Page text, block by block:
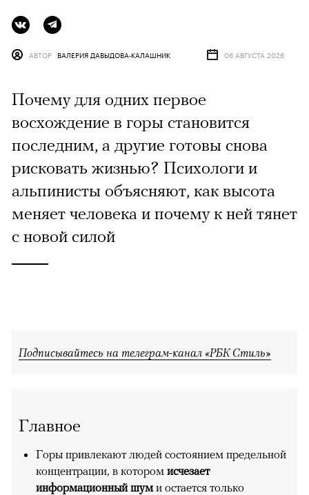
АВТОР ВАЛЕРИЯ ДАВЫДОВА-КАЛАШНИК 06 АВГУСТА 2026
Почему для одних первое
восхождение в горы становится
последним, а другие готовы снова
рисковать жизнью? Психологи и
альпинисты объясняют, как высота
меняет человека и почему к ней тянет
с новой силой
Подписывайтесь на телеграм-канал «РБК Стиль»
Главное
Горы привлекают людей состоянием предельной
концентрации, в котором исчезает
информационный шум и остается только